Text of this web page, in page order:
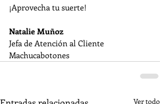
¡Aprovecha tu suerte!
Natalie Muñoz
Jefa de Atención al Cliente
Machucabotones
Ver todo